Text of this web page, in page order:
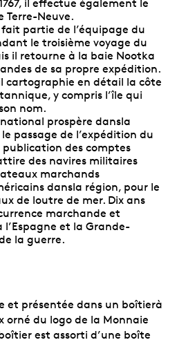
il effectue également le
Terre-Neuve.
partie de l’équipage du
le troisième voyage du
il retourne à la baie Nootka
de sa propre expédition.
cartographie en détail la côte
y compris l’île qui
nom.
prospère dansla
passage de l’expédition du
des comptes
des navires militaires
marchands
dansla région, pour le
de loutre de mer. Dix ans
marchande et
et la Grande-
la guerre.
et présentée dans un boîtierà
orné du logo de la Monnaie
est assorti d’une boîte